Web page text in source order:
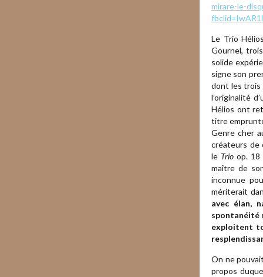
mirare-le-
Le Trio
Gournel,
solide
signe son
dont les trois
l’originalité
Hélios ont
titre
Genre cher
créateurs de
le Trioop. 18
maître de
inconnue
mériterait
avec élan,
spontanéité
exploitent
On ne
propos